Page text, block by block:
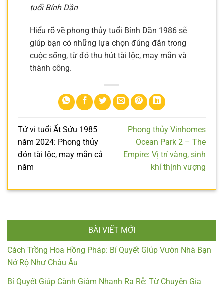
tuổi Bính Dần
Hiểu rõ về phong thủy tuổi Bính Dần 1986 sẽ
giúp bạn có những lựa chọn đúng đắn trong
cuộc sống, từ đó thu hút tài lộc, may mắn và
thành công.
Tử vi tuổi Ất Sửu 1985
năm 2024: Phong thủy
đón tài lộc, may mắn cả
năm
Phong thủy Vinhomes
Ocean Park 2 – The
Empire: Vị trí vàng, sinh
khí thịnh vượng
BÀI VIẾT MỚI
Cách Trồng Hoa Hồng Pháp: Bí Quyết Giúp Vườn Nhà Bạn
Nở Rộ Như Châu Âu
Bí Quyết Giúp Cành Giâm Nhanh Ra Rễ: Từ Chuyên Gia